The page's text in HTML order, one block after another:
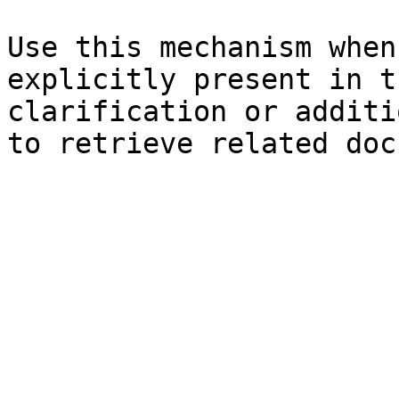
Use this mechanism
explicitly present in
clarification or